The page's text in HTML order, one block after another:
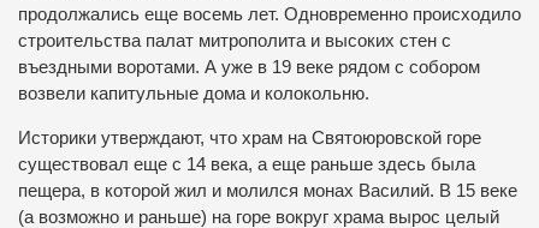
продолжались еще восемь лет. Одновременно происходило
строительства палат митрополита и высоких стен с
въездными воротами. А уже в 19 веке рядом с собором
возвели капитульные дома и колокольню.
Историки утверждают, что храм на Святоюровской горе
существовал еще с 14 века, а еще раньше здесь была
пещера, в которой жил и молился монах Василий. В 15 веке
(а возможно и раньше) на горе вокруг храма вырос целый